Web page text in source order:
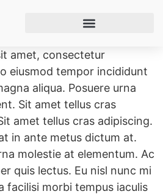
amet, consectetur
eiusmod tempor incididunt
aliqua. Posuere urna
Sit amet tellus cras
amet tellus cras adipiscing.
in ante metus dictum at.
molestie at elementum. Ac
quis lectus. Eu nisl nunc mi
facilisi morbi tempus iaculis